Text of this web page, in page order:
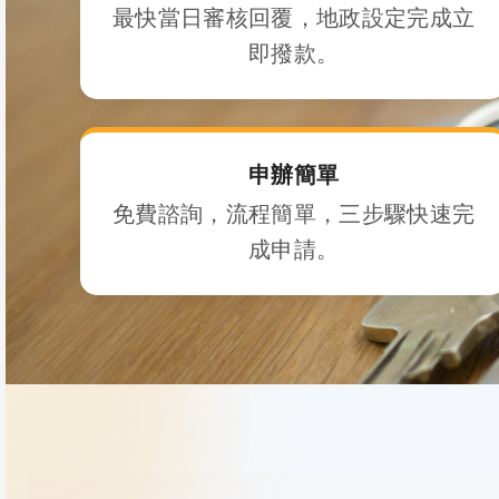
最快當日審核回覆，地政設定完成立
即撥款。
申辦簡單
免費諮詢，流程簡單，三步驟快速完
成申請。